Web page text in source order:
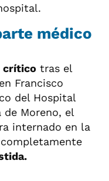
médico
crítico tras el
Francisco
del Hospital
de Moreno, el
internado en la